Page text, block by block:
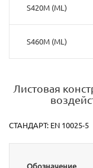
S420M (ML)
S460M (ML)
Листовая
СТАНДАРТ: EN 10025-5
Обозначение